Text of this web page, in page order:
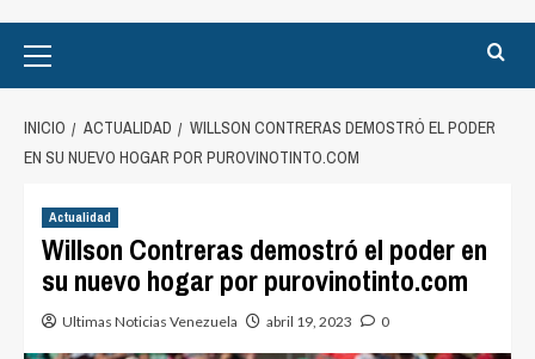
Menu
INICIO ACTUALIDAD
WILLSON CONTRERAS DEMOSTRÓ EL PODER
EN SU NUEVO HOGAR POR PUROVINOTINTO.COM
Actualidad
Willson Contreras demostró el poder en
su nuevo hogar por purovinotinto.com
Ultimas Noticias Venezuela abril 19, 2023 0